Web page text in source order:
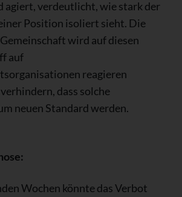
agiert, verdeutlicht, wie stark der
Position isoliert sieht. Die
wird auf diesen
auf
reagieren
dass solche
neuen Standard werden.
Wochen könnte das Verbot